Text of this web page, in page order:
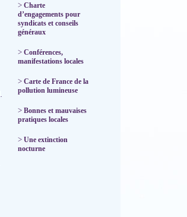
> Charte
d’engagements pour
syndicats et conseils
généraux
> Conférences,
manifestations locales
> Carte de France de la
pollution lumineuse
> Bonnes et mauvaises
pratiques locales
> Une extinction
nocturne